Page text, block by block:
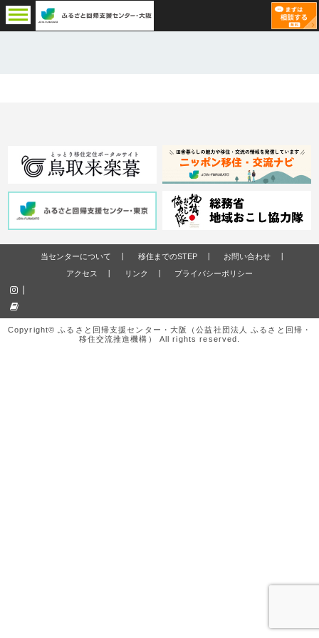
当センターについて 移住までのSTEP
お問い合わせ
アクセス
リンク プライバシーポリシー
Copyright© ふるさと回帰支援センター・大阪（公益社団法人 ふるさと回帰・
移住交流推進機構） All rights reserved.